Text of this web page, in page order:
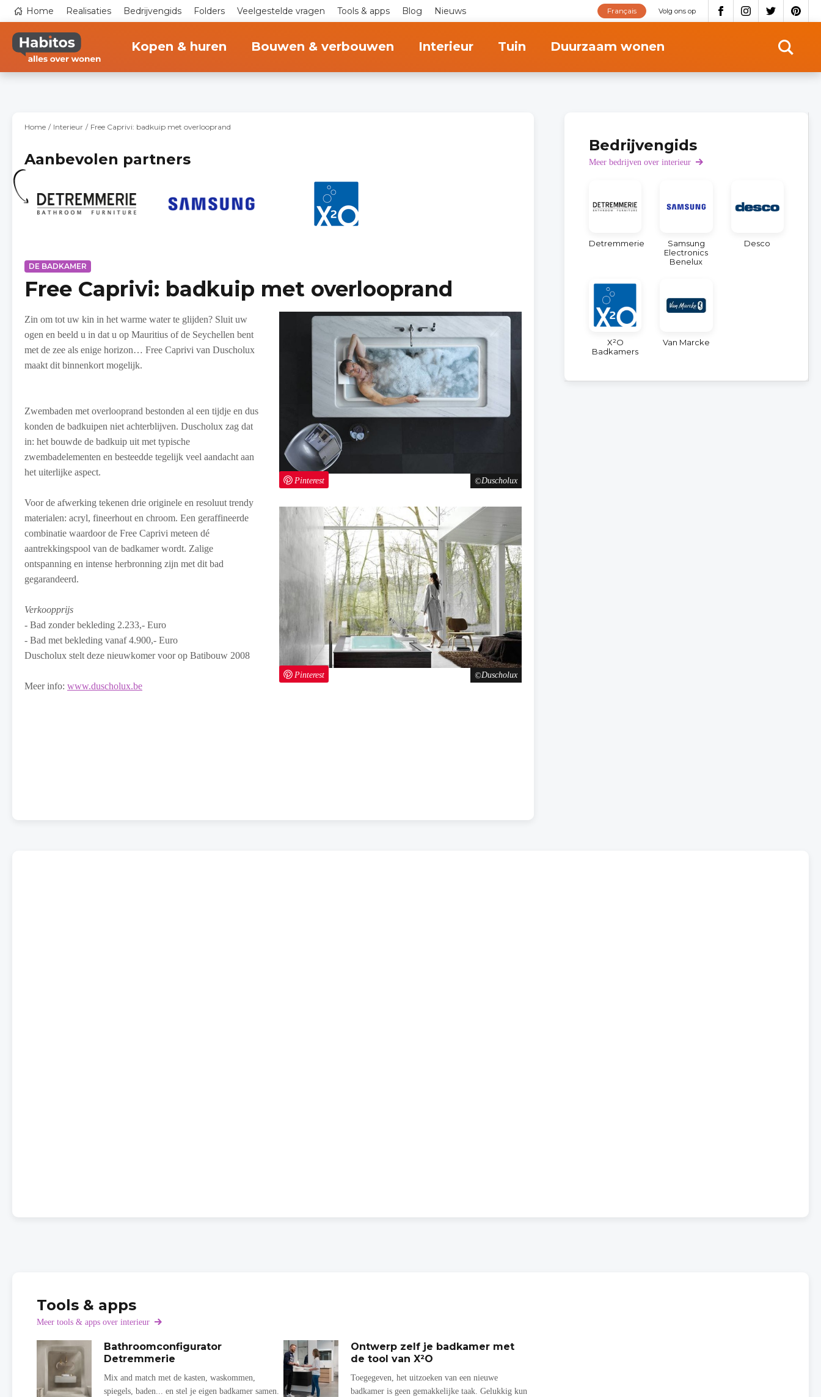
naar
inhoud
gaan
Top
navigation
Home Realisaties Bedrijvengids Folders Veelgestelde vragen Tools & apps Blog Nieuws Volg ons op
Français
Kopen & huren Bouwen & verbouwen Interieur Tuin Duurzaam wonen
Home Interieur Free Caprivi: badkuip met overlooprand
Aanbevolen partners
DE BADKAMER
Free Caprivi: badkuip met overlooprand
Duscholux
Pinterest
Duscholux
Pinterest
Zin om tot uw kin in het warme water te glijden? Sluit uw
ogen en beeld u in dat u op Mauritius of de Seychellen bent
met de zee als enige horizon… Free Caprivi van Duscholux
maakt dit binnenkort mogelijk.
Zwembaden met overlooprand bestonden al een tijdje en dus
konden de badkuipen niet achterblijven. Duscholux zag dat
in: het bouwde de badkuip uit met typische
zwembadelementen en besteedde tegelijk veel aandacht aan
het uiterlijke aspect.
Voor de afwerking tekenen drie originele en resoluut trendy
materialen: acryl, fineerhout en chroom. Een geraffineerde
combinatie waardoor de Free Caprivi meteen dé
aantrekkingspool van de badkamer wordt. Zalige
ontspanning en intense herbronning zijn met dit bad
gegarandeerd.
Verkoopprijs
- Bad zonder bekleding 2.233,- Euro
- Bad met bekleding vanaf 4.900,- Euro
Duscholux stelt deze nieuwkomer voor op Batibouw 2008
Meer info: www.duscholux.be
Bedrijvengids
Meer bedrijven over interieur
Detremmerie
Samsung
Electronics
Benelux
Desco
X²O
Badkamers
Van Marcke
Tools & apps
Meer tools & apps over interieur
Bathroomconfigurator
Detremmerie
Mix and match met de kasten, waskommen,
spiegels, baden... en stel je eigen badkamer samen.
Ontwerp zelf je badkamer met
de tool van X²O
Toegegeven, het uitzoeken van een nieuwe
badkamer is geen gemakkelijke taak. Gelukkig kun